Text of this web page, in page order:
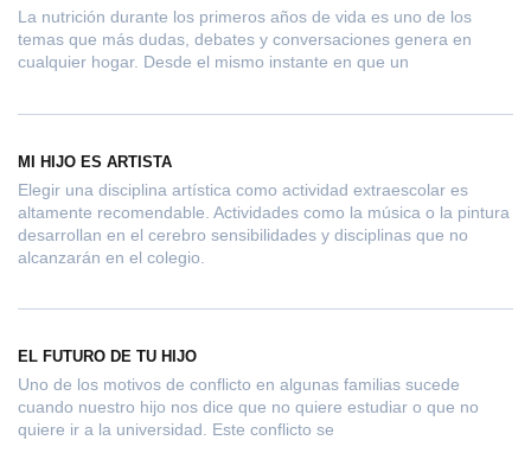
La nutrición durante los primeros años de vida es uno de los
temas que más dudas, debates y conversaciones genera en
cualquier hogar. Desde el mismo instante en que un
MI HIJO ES ARTISTA
Elegir una disciplina artística como actividad extraescolar es
altamente recomendable. Actividades como la música o la pintura
desarrollan en el cerebro sensibilidades y disciplinas que no
alcanzarán en el colegio.
EL FUTURO DE TU HIJO
Uno de los motivos de conflicto en algunas familias sucede
cuando nuestro hijo nos dice que no quiere estudiar o que no
quiere ir a la universidad. Este conflicto se